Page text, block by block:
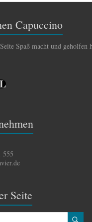
Capuccino
Spaß macht und geholfen
555
Seite